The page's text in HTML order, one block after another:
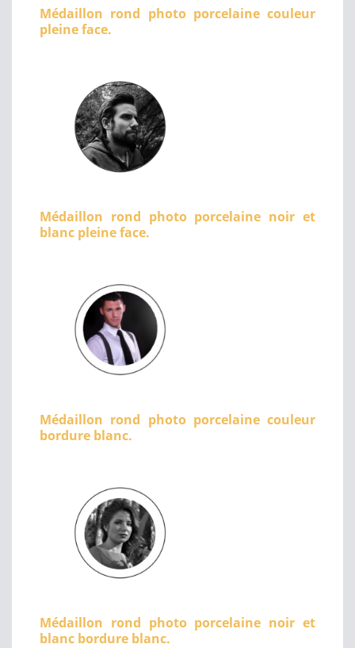
Médaillon rond photo porcelaine couleur
pleine face.
Médaillon rond photo porcelaine noir et
blanc pleine face.
Médaillon rond photo porcelaine couleur
bordure blanc.
Médaillon rond photo porcelaine noir et
blanc bordure blanc.